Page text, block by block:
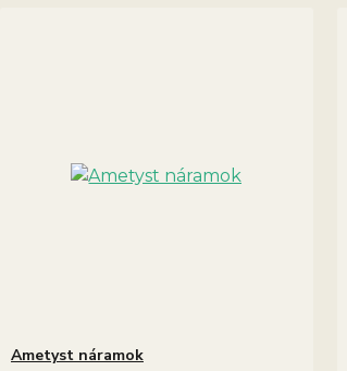
Ametyst náramok